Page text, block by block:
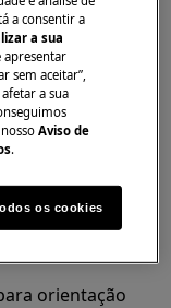
o
instruções
Pode fazer
aqui.
velocidade
e volume
orientação
a consentir a
a sua
apresentar
sem aceitar”,
a sua
nossoAviso de
.
os cookies